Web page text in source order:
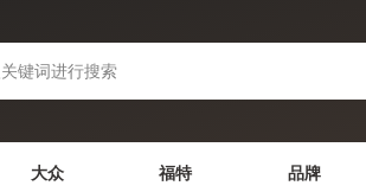
大众 福特 品牌